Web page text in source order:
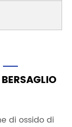
di ossido di